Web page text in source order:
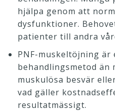
hjälpa genom att
dysfunktioner.
patienter till andra
PNF-muskeltöjning är
behandlingsmetod än
muskulösa besvär
vad gäller
resultatmässigt.